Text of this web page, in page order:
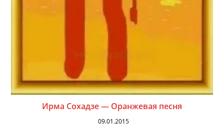
Ирма Сохадзе — Оранжевая песня
09.01.2015